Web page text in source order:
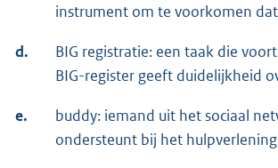
instrument om te voorkomen
d.
BIG registratie: een taak die
BIG-register geeft duidelijkheid
e.
buddy: iemand uit het sociaal
ondersteunt bij het